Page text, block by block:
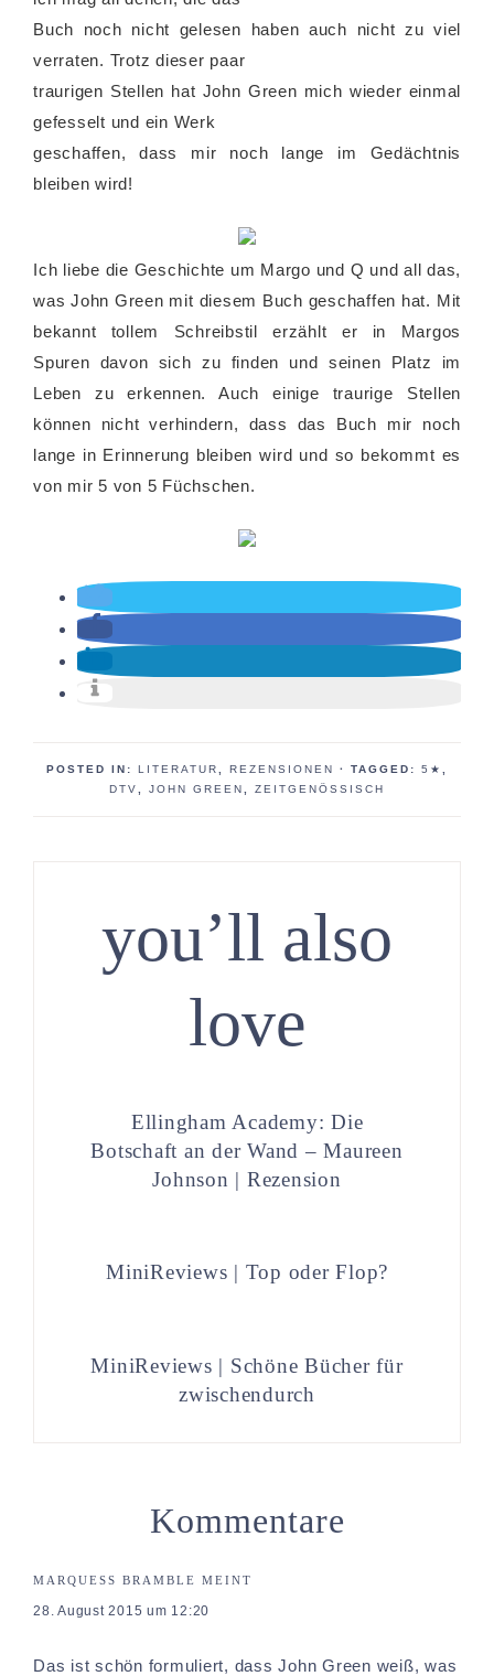
Buch noch nicht gelesen haben auch nicht zu viel
verraten. Trotz dieser paar
traurigen Stellen hat John Green mich wieder einmal
gefesselt und ein Werk
geschaffen, dass mir noch lange im Gedächtnis
bleiben wird!
Ich liebe die Geschichte um Margo und Q und all das,
was John Green mit diesem Buch geschaffen hat. Mit
bekannt tollem Schreibstil erzählt er in Margos
Spuren davon sich zu finden und seinen Platz im
Leben zu erkennen. Auch einige traurige Stellen
können nicht verhindern, dass das Buch mir noch
lange in Erinnerung bleiben wird und so bekommt es
von mir 5 von 5 Füchschen.
POSTED IN: LITERATUR REZENSIONEN · TAGGED: 5★
DTV
JOHN GREEN ZEITGENÖSSISCH
you’ll also
love
Ellingham Academy: Die
Botschaft an der Wand – Maureen
Johnson | Rezension
MiniReviews | Top oder Flop?
MiniReviews | Schöne Bücher für
zwischendurch
Kommentare
MARQUESS BRAMBLE MEINT
28. August 2015 um 12:20
Das ist schön formuliert, dass John Green weiß, was